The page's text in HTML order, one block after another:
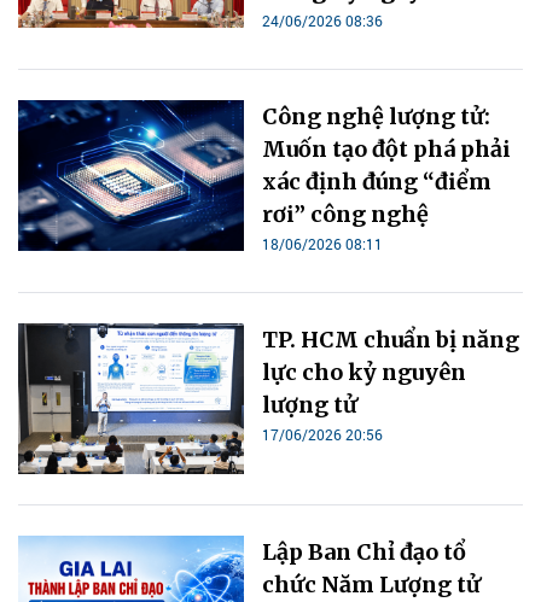
24/06/2026 08:36
Công nghệ lượng tử:
Muốn tạo đột phá phải
xác định đúng “điểm
rơi” công nghệ
18/06/2026 08:11
TP. HCM chuẩn bị năng
lực cho kỷ nguyên
lượng tử
17/06/2026 20:56
Lập Ban Chỉ đạo tổ
chức Năm Lượng tử